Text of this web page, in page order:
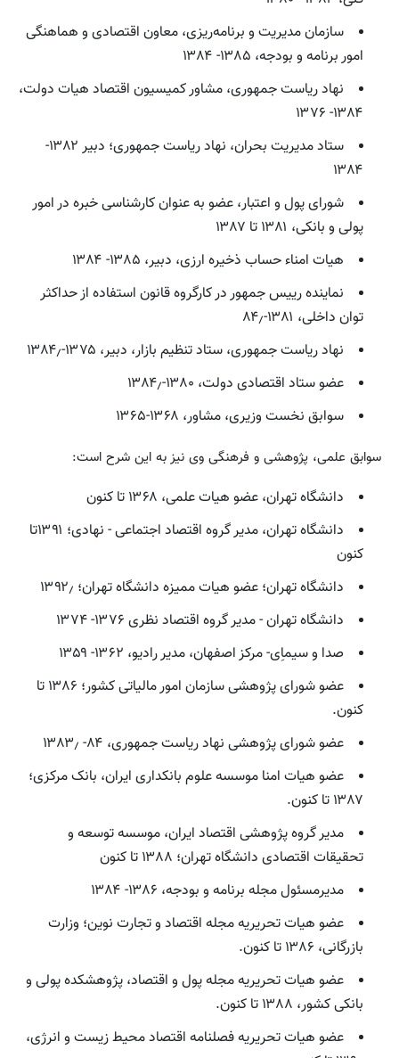
سازمان مدیریت و برنامه‌ریزی، معاون اقتصادی و هماهنگی
امور برنامه و بودجه، ۱۳۸۵- ۱۳۸۴
نهاد ریاست جمهوری، مشاور کمیسیون اقتصاد هیات دولت،
۱۳۸۴- ۱۳۷۶
ستاد مدیریت بحران، نهاد ریاست جمهوری؛ دبیر ۱۳۸۲-
۱۳۸۴
شورای پول و اعتبار، عضو به عنوان کارشناسی خبره در امور
پولی و بانکی، ۱۳۸۱ تا ۱۳۸۷
هیات امناء حساب ذخیره ارزی، دبیر، ۱۳۸۵- ۱۳۸۴
نماینده رییس جمهور در کارگروه قانون استفاده از حداکثر
توان داخلی، ۱۳۸۱-۸۴٫
نهاد ریاست جمهوری، ستاد تنظیم بازار، دبیر، ۱۳۷۵-۱۳۸۴٫
عضو ستاد اقتصادی دولت، ۱۳۸۰-۱۳۸۴٫
سوابق نخست وزیری، مشاور، ۱۳۶۸-۱۳۶۵
سوابق علمی، پژوهشی و فرهنگی وی نیز به این شرح است:
دانشگاه تهران، عضو هیات علمی، ۱۳۶۸ تا کنون
دانشگاه تهران، مدیر گروه اقتصاد اجتماعی - نهادی؛ ۱۳۹۱تا
کنون
دانشگاه تهران؛ عضو هیات ممیزه دانشگاه تهران؛ ۱۳۹۲٫
دانشگاه تهران - مدیر گروه اقتصاد نظری ۱۳۷۶- ۱۳۷۴
صدا و سیماِی- مرکز اصفهان، مدیر رادیو، ۱۳۶۲- ۱۳۵۹
عضو شورای پژوهشی سازمان امور مالیاتی کشور؛ ۱۳۸۶ تا
کنون.
عضو شورای پژوهشی نهاد ریاست جمهوری، ۸۴- ۱۳۸۳٫
عضو هیات امنا موسسه علوم بانکداری ایران، بانک مرکزی؛
۱۳۸۷ تا کنون.
مدیر گروه پژوهشی اقتصاد ایران، موسسه توسعه و
تحقیقات اقتصادی دانشگاه تهران؛ ۱۳۸۸ تا کنون
مدیرمسئول مجله برنامه و بودجه، ۱۳۸۶- ۱۳۸۴
عضو هیات تحریریه مجله اقتصاد و تجارت نوین؛ وزارت
بازرگانی، ۱۳۸۶ تا کنون.
عضو هیات تحریریه مجله پول و اقتصاد، پژوهشکده پولی و
بانکی کشور، ۱۳۸۸ تا کنون.
عضو هیات تحریریه فصلنامه اقتصاد محیط زیست و انرژی،